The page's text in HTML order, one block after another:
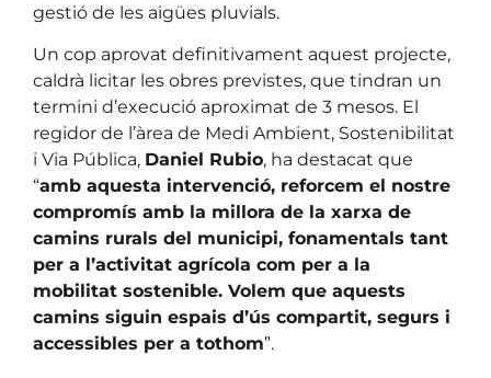
gestió de les aigües pluvials.
Un cop aprovat definitivament aquest projecte,
caldrà licitar les obres previstes, que tindran un
termini d’execució aproximat de 3 mesos. El
regidor de l’àrea de Medi Ambient, Sostenibilitat
i Via Pública, Daniel Rubio, ha destacat que
“amb aquesta intervenció, reforcem el nostre
compromís amb la millora de la xarxa de
camins rurals del municipi, fonamentals tant
per a l’activitat agrícola com per a la
mobilitat sostenible. Volem que aquests
camins siguin espais d’ús compartit, segurs i
accessibles per a tothom”.